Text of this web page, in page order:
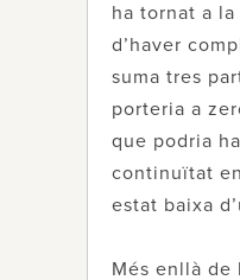
ha tornat a
d’haver
suma tres
porteria a
que podria
continuïtat
estat baixa
Més enllà de